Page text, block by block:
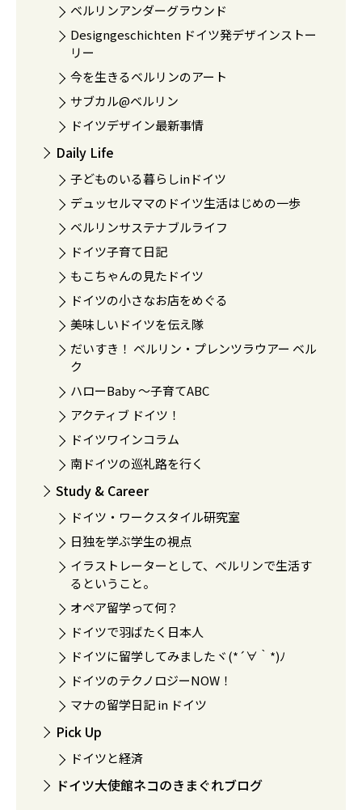
ベルリンアンダーグラウンド
Designgeschichten ドイツ発デザインストー
リー
今を生きるベルリンのアート
サブカル@ベルリン
ドイツデザイン最新事情
Daily Life
子どものいる暮らしinドイツ
デュッセルママのドイツ生活はじめの一歩
ベルリンサステナブルライフ
ドイツ子育て日記
もこちゃんの見たドイツ
ドイツの小さなお店をめぐる
美味しいドイツを伝え隊
だいすき！ ベルリン・プレンツラウアー ベル
ク
ハローBaby 〜子育てABC
アクティブ ドイツ！
ドイツワインコラム
南ドイツの巡礼路を行く
Study & Career
ドイツ・ワークスタイル研究室
日独を学ぶ学生の視点
イラストレーターとして、ベルリンで生活す
るということ。
オペア留学って何？
ドイツで羽ばたく日本人
ドイツに留学してみましたヾ(*´∀｀*)ﾉ
ドイツのテクノロジーNOW！
マナの留学日記 in ドイツ
Pick Up
ドイツと経済
ドイツ大使館ネコのきまぐれブログ